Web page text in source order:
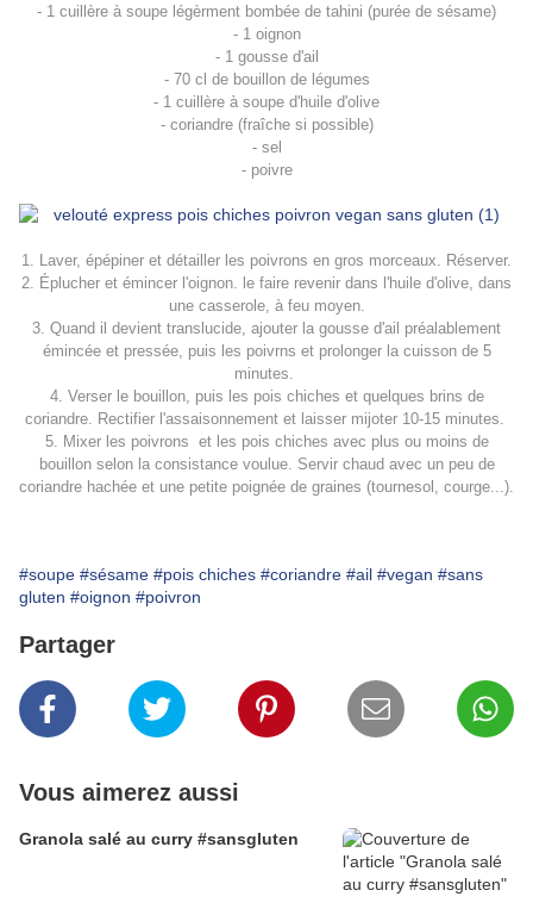
- 1 cuillère à soupe légèrment bombée de tahini (purée de sésame)
- 1 oignon
- 1 gousse d'ail
- 70 cl de bouillon de légumes
- 1 cuillère à soupe d'huile d'olive
- coriandre (fraîche si possible)
- sel
- poivre
1. Laver, épépiner et détailler les poivrons en gros morceaux. Réserver.
2. Éplucher et émincer l'oignon. le faire revenir dans l'huile d'olive, dans
une casserole, à feu moyen.
3. Quand il devient translucide, ajouter la gousse d'ail préalablement
émincée et pressée, puis les poivrns et prolonger la cuisson de 5
minutes.
4. Verser le bouillon, puis les pois chiches et quelques brins de
coriandre. Rectifier l'assaisonnement et laisser mijoter 10-15 minutes.
5. Mixer les poivrons et les pois chiches avec plus ou moins de
bouillon selon la consistance voulue. Servir chaud avec un peu de
coriandre hachée et une petite poignée de graines (tournesol, courge...).
#soupe #sésame #pois chiches #coriandre #ail #vegan #sans
gluten #oignon #poivron
Partager
Vous aimerez aussi
Granola salé au curry #sansgluten